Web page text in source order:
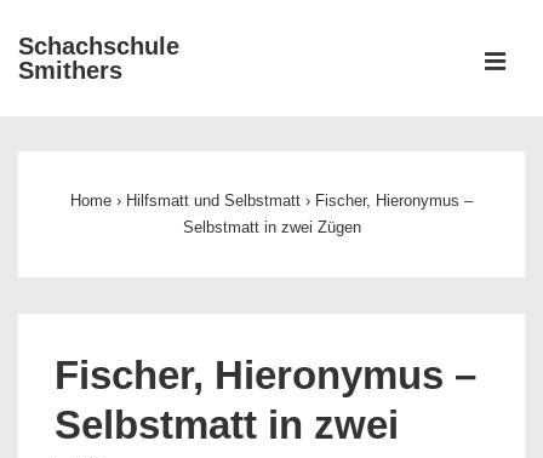
Zum
Inhalt
Schachschule
Smithers
Home › Hilfsmatt und Selbstmatt › Fischer, Hieronymus –
Selbstmatt in zwei Zügen
Fischer, Hieronymus –
Selbstmatt in zwei